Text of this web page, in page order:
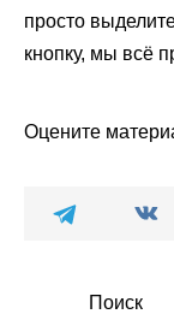
просто
кнопку, мы всё
Оцените
Поиск